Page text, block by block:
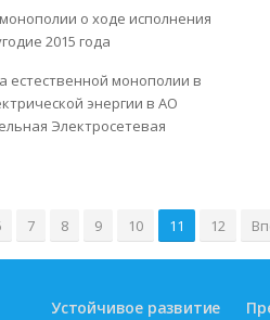
о ходе исполнения
2015 года
естественной монополии в
энергии в АО
Электросетевая
7 8 9 10 11 12
Устойчивое развитие